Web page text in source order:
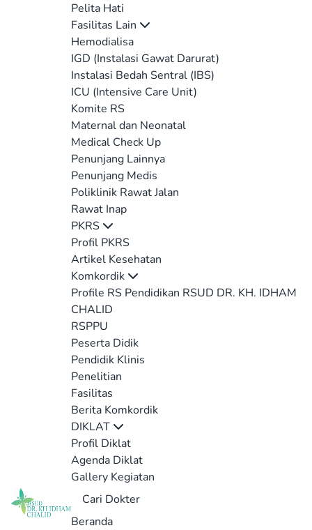
Pelita Hati
Fasilitas Lain
Hemodialisa
IGD (Instalasi Gawat Darurat)
Instalasi Bedah Sentral (IBS)
ICU (Intensive Care Unit)
Komite RS
Maternal dan Neonatal
Medical Check Up
Penunjang Lainnya
Penunjang Medis
Poliklinik Rawat Jalan
Rawat Inap
PKRS
Profil PKRS
Artikel Kesehatan
Komkordik
Profile RS Pendidikan RSUD DR. KH. IDHAM
CHALID
RSPPU
Peserta Didik
Pendidik Klinis
Penelitian
Fasilitas
Berita Komkordik
DIKLAT
Profil Diklat
Agenda Diklat
Gallery Kegiatan
Cari Dokter
Beranda